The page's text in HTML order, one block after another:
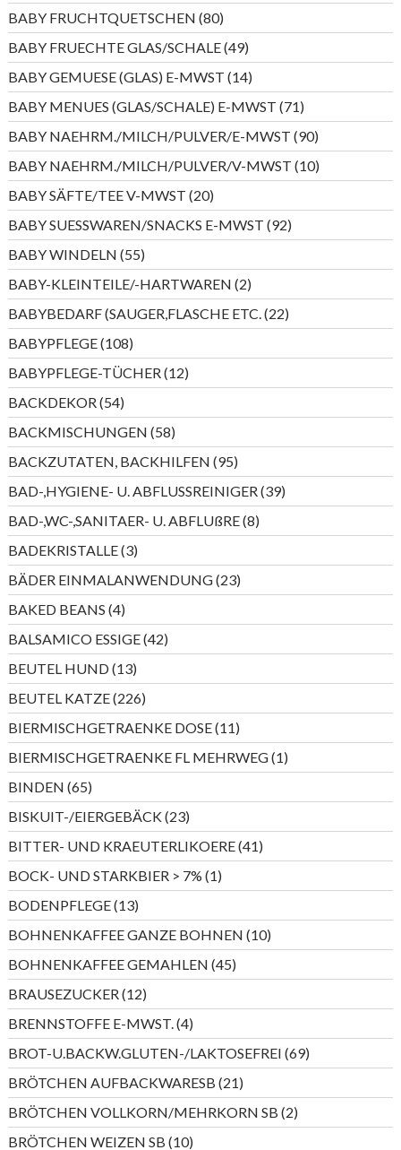
Produkte
BABY FRUCHTQUETSCHEN 8080
Produkte
BABY FRUECHTE GLAS/SCHALE 4949
Produkte
BABY GEMUESE (GLAS) E-MWST 1414
Produkte
BABY MENUES (GLAS/SCHALE) E-MWST 7171
Produkte
BABY NAEHRM./MILCH/PULVER/E-MWST 9090
Produkte
BABY NAEHRM./MILCH/PULVER/V-MWST 1010
Produkte
BABY SÄFTE/TEE V-MWST 2020
Produkte
BABY SUESSWAREN/SNACKS E-MWST 9292
Produkte
BABY WINDELN 5555
Produkte
BABY-KLEINTEILE/-HARTWAREN 22
Produkte
BABYBEDARF (SAUGER,FLASCHE ETC. 2222
Produkte
BABYPFLEGE 108108
Produkte
BABYPFLEGE-TÜCHER 1212
Produkte
BACKDEKOR 5454
Produkte
BACKMISCHUNGEN 5858
Produkte
BACKZUTATEN, BACKHILFEN 9595
Produkte
BAD-,HYGIENE- U. ABFLUSSREINIGER 3939
Produkte
BAD-,WC-,SANITAER- U. ABFLUßRE 88
Produkte
BADEKRISTALLE 33
Produkte
BÄDER EINMALANWENDUNG 2323
Produkte
BAKED BEANS 44
Produkte
BALSAMICO ESSIGE 4242
Produkte
BEUTEL HUND 1313
Produkte
BEUTEL KATZE 226226
Produkte
BIERMISCHGETRAENKE DOSE 1111
Produkte
BIERMISCHGETRAENKE FL MEHRWEG 11
Produkt
BINDEN 6565
Produkte
BISKUIT-/EIERGEBÄCK 2323
Produkte
BITTER- UND KRAEUTERLIKOERE 4141
Produkte
BOCK- UND STARKBIER > 7% 11
Produkt
BODENPFLEGE 1313
Produkte
BOHNENKAFFEE GANZE BOHNEN 1010
Produkte
BOHNENKAFFEE GEMAHLEN 4545
Produkte
BRAUSEZUCKER 1212
Produkte
BRENNSTOFFE E-MWST. 44
Produkte
BROT-U.BACKW.GLUTEN-/LAKTOSEFREI 6969
Produkte
BRÖTCHEN AUFBACKWARESB 2121
Produkte
BRÖTCHEN VOLLKORN/MEHRKORN SB 22
Produkte
BRÖTCHEN WEIZEN SB 1010